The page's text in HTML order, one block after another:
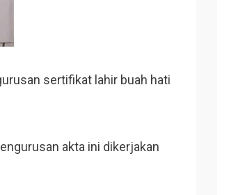
sertifikat lahir buah hati
akta ini dikerjakan